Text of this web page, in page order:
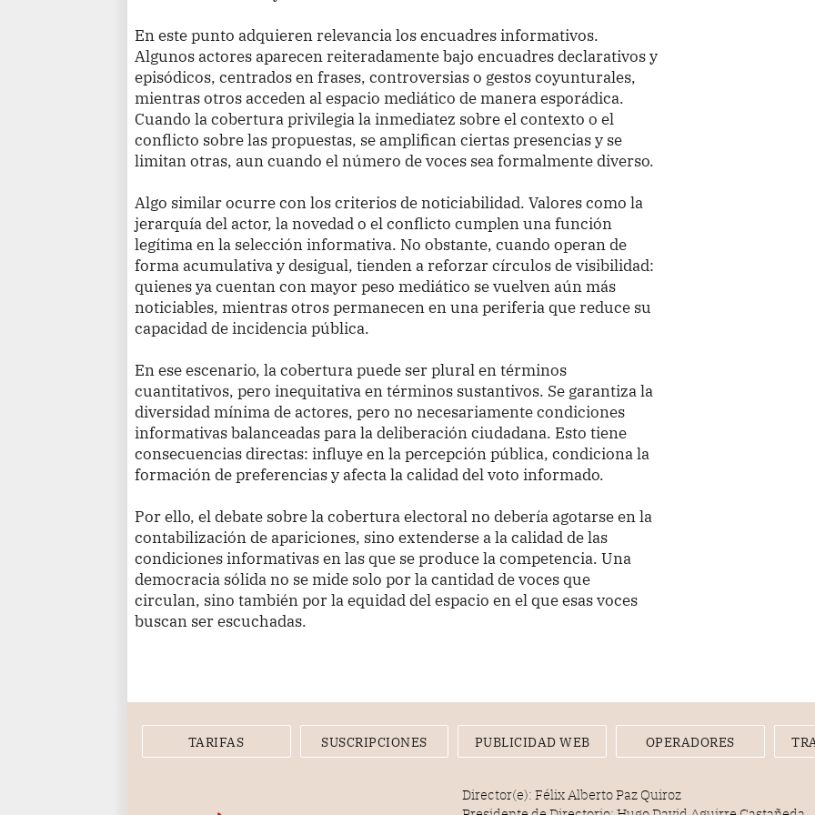
En este punto adquieren relevancia los encuadres informativos.
Algunos actores aparecen reiteradamente bajo encuadres declarativos y
episódicos, centrados en frases, controversias o gestos coyunturales,
mientras otros acceden al espacio mediático de manera esporádica.
Cuando la cobertura privilegia la inmediatez sobre el contexto o el
conflicto sobre las propuestas, se amplifican ciertas presencias y se
limitan otras, aun cuando el número de voces sea formalmente diverso.
Algo similar ocurre con los criterios de noticiabilidad. Valores como la
jerarquía del actor, la novedad o el conflicto cumplen una función
legítima en la selección informativa. No obstante, cuando operan de
forma acumulativa y desigual, tienden a reforzar círculos de visibilidad:
quienes ya cuentan con mayor peso mediático se vuelven aún más
noticiables, mientras otros permanecen en una periferia que reduce su
capacidad de incidencia pública.
En ese escenario, la cobertura puede ser plural en términos
cuantitativos, pero inequitativa en términos sustantivos. Se garantiza la
diversidad mínima de actores, pero no necesariamente condiciones
informativas balanceadas para la deliberación ciudadana. Esto tiene
consecuencias directas: influye en la percepción pública, condiciona la
formación de preferencias y afecta la calidad del voto informado.
Por ello, el debate sobre la cobertura electoral no debería agotarse en la
contabilización de apariciones, sino extenderse a la calidad de las
condiciones informativas en las que se produce la competencia. Una
democracia sólida no se mide solo por la cantidad de voces que
circulan, sino también por la equidad del espacio en el que esas voces
buscan ser escuchadas.
TARIFAS SUSCRIPCIONES PUBLICIDAD WEB OPERADORES
Director(e): Félix Alberto Paz Quiroz